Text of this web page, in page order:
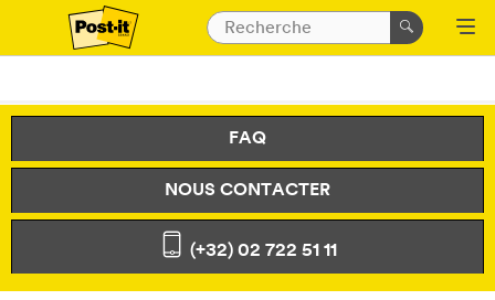
FAQ
NOUS CONTACTER
(+32) 02 722 51 11